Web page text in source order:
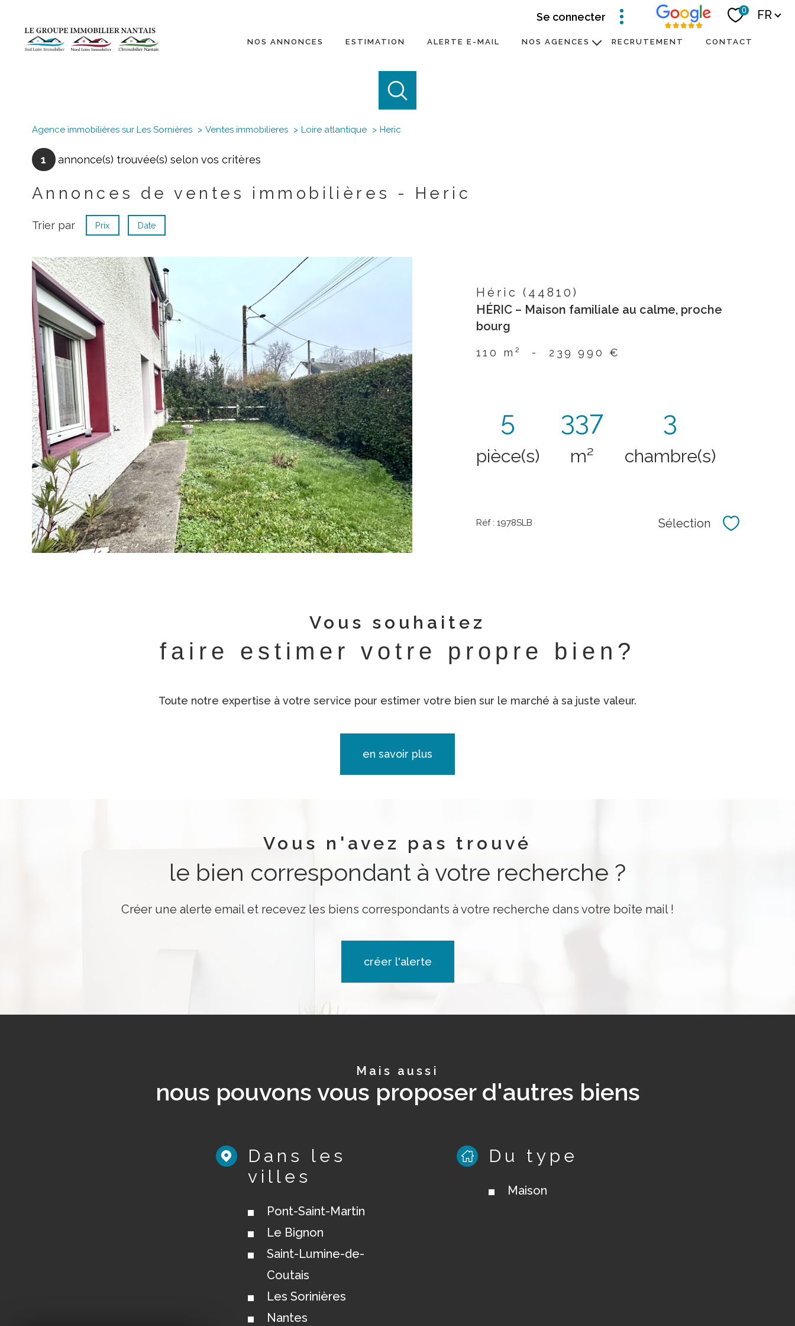
se connecter
0 Langue
FR
NOS ANNONCES ESTIMATION ALERTE E-MAIL NOS AGENCES RECRUTEMENT CONTACT
Agence immobilières sur Les Sornières Ventes immobilieres Loire atlantique Heric
1 annonce(s) trouvée(s) selon vos critères
Annonces de ventes immobilières - Heric
Trier par Prix Date
voir le
bien
Héric (44810)
HÉRIC – Maison familiale au calme, proche
bourg
110 m² - 239 990 €
5
pièce(s)
337
m²
3
chambre(s)
Réf : 1978SLB Sélection
Vous souhaitez
faire estimer votre propre bien?
Toute notre expertise à votre service pour estimer votre bien sur le marché à sa juste valeur.
en savoir plus
Vous n'avez pas trouvé
le bien correspondant à votre recherche ?
Créer une alerte email et recevez les biens correspondants à votre recherche dans votre boîte mail !
créer l'alerte
Mais aussi
nous pouvons vous proposer d'autres biens
Dans les
villes
Pont-Saint-Martin
Le Bignon
Saint-Lumine-de-
Coutais
Les Sorinières
Nantes
Du type
Maison